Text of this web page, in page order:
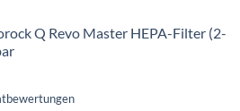
Q Revo Master HEPA-Filter (2-